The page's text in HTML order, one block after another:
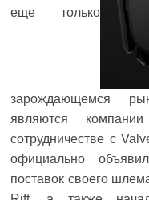
еще только
зарождающемся
являются
сотрудничестве с
официально
поставок своего